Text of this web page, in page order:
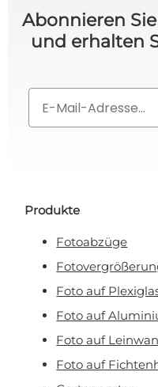
Abonnieren
und erhalten
Produkte
Fotoabzüge
Foto auf
Foto auf
Foto auf
Foto auf